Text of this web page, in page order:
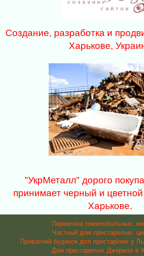
Создание, разработка и
Харькове,
"УкрМеталл" дорого
принимает черный и
Харькове.
Перевозка тяжелобольных,
Частный дом престарелых:
Приватний будинок для престарілих у
Дом престарелых Джерело в